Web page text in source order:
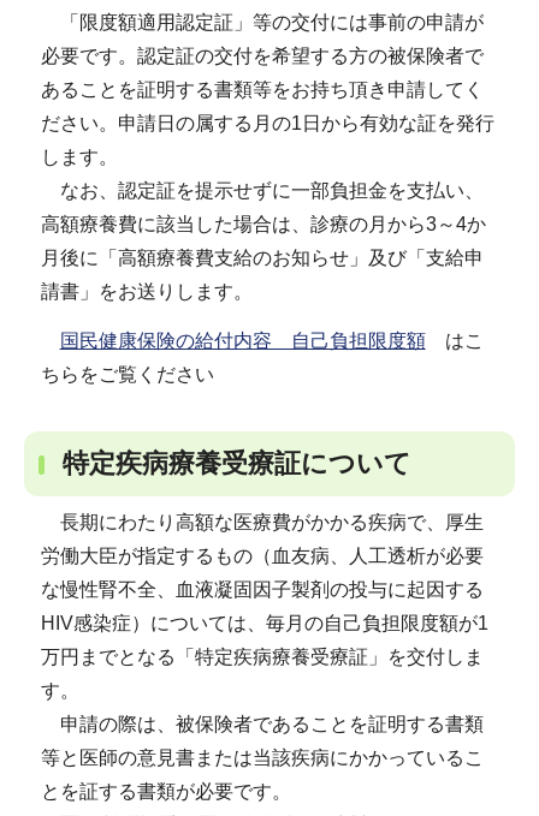
「限度額適用認定証」等の交付には事前の申請が
必要です。認定証の交付を希望する方の被保険者で
あることを証明する書類等をお持ち頂き申請してく
ださい。申請日の属する月の1日から有効な証を発行
します。
なお、認定証を提示せずに一部負担金を支払い、
高額療養費に該当した場合は、診療の月から3～4か
月後に「高額療養費支給のお知らせ」及び「支給申
請書」をお送りします。
国民健康保険の給付内容 自己負担限度額はこ
ちらをご覧ください
特定疾病療養受療証について
長期にわたり高額な医療費がかかる疾病で、厚生
労働大臣が指定するもの（血友病、人工透析が必要
な慢性腎不全、血液凝固因子製剤の投与に起因する
HIV感染症）については、毎月の自己負担限度額が1
万円までとなる「特定疾病療養受療証」を交付しま
す。
申請の際は、被保険者であることを証明する書類
等と医師の意見書または当該疾病にかかっているこ
とを証する書類が必要です。